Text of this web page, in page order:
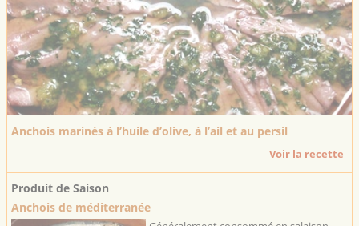
Anchois marinés à l’huile d’olive, à l’ail et au persil
Voir la recette
Produit de Saison
Anchois de méditerranée